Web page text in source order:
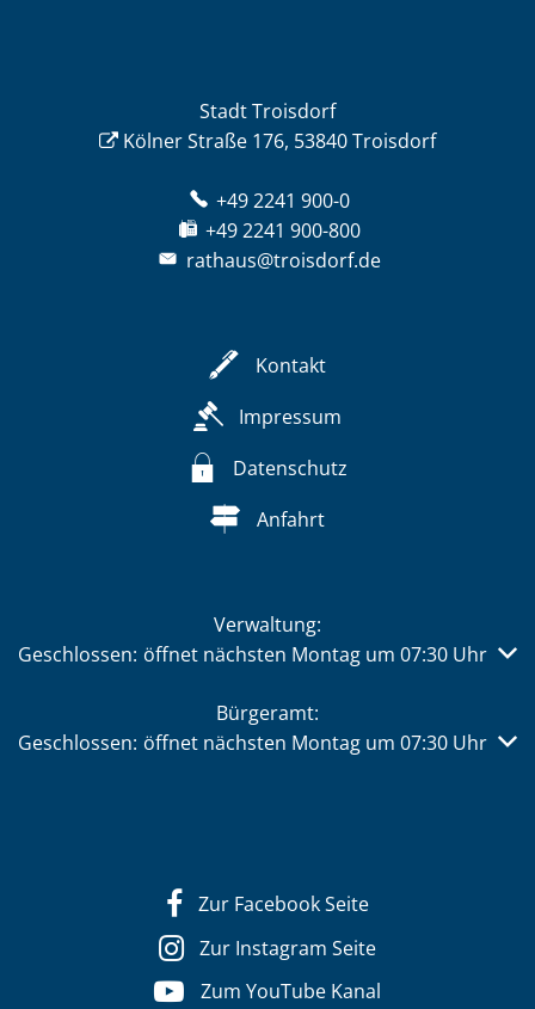
Stadt Troisdorf
Kölner Straße 176, 53840 Troisdorf
+49 2241 900-0
+49 2241 900-800
rathaus@troisdorf.de
Kontakt
Impressum
Datenschutz
Anfahrt
Verwaltung:
Klicken, um weitere Öffnungs- oder Schließzeiten
Geschlossen: öffnet nächsten Montag um 07:30 Uhr
Bürgeramt:
Klicken, um weitere Öffnungs- oder Schließzeiten
Geschlossen: öffnet nächsten Montag um 07:30 Uhr
Zur Facebook Seite
Zur Instagram Seite
Zum YouTube Kanal